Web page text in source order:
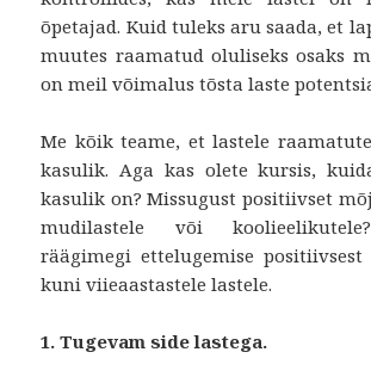
õpetajad. Kuid tuleks aru saada, et
muutes raamatud oluliseks osaks
on meil võimalus tõsta laste
Me kõik teame, et lastele
kasulik. Aga kas olete kursis,
kasulik on? Missugust positiivset
mudilastele või
räägimegi ettelugemise
kuni viieaastastele lastele.
1. Tugevam side lastega.